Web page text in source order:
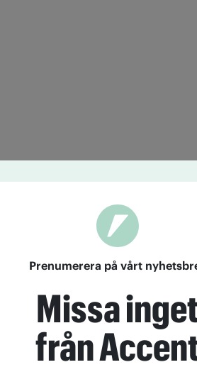
Prenumerera på vårt
Missa
från